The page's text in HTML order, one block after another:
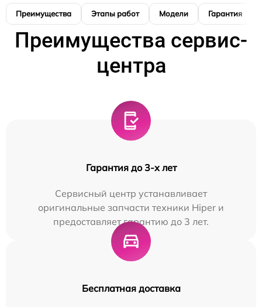
Преимущества Этапы работ Модели Гарантия
Преимущества сервис-
центра
Гарантия до 3-х лет
Сервисный центр устанавливает
оригинальные запчасти техники Hiper и
предоставляет гарантию до 3 лет.
Бесплатная доставка